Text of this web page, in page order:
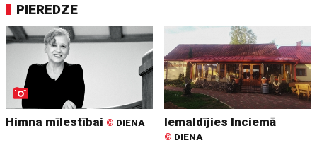
PIEREDZE
Himna mīlestībai © DIENA Iemaldījies Inciemā
© DIENA